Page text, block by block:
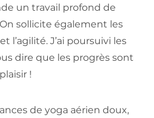
un travail profond de
sollicite également les
l’agilité. J’ai poursuivi les
dire que les progrès sont
!
de yoga aérien doux,